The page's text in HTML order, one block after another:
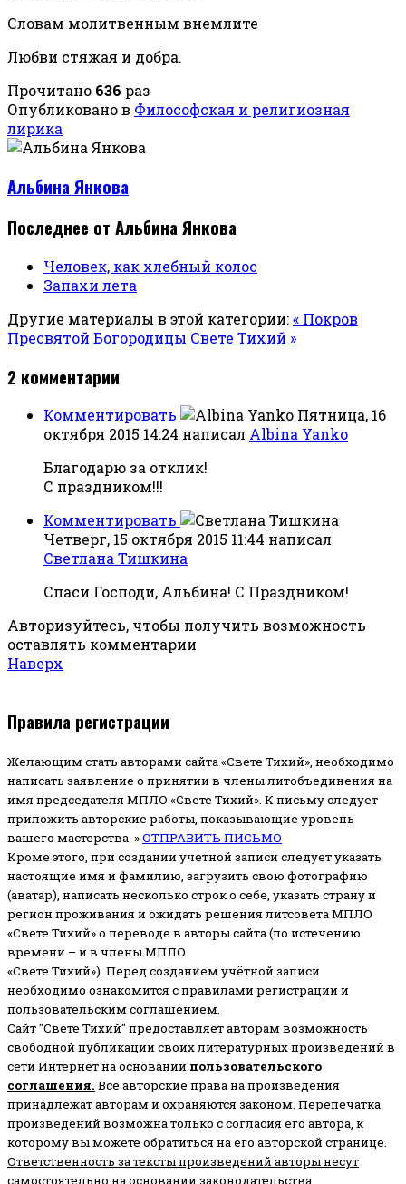
Словам молитвенным внемлите
Любви стяжая и добра.
Прочитано 636 раз
Опубликовано в Философская и религиозная
лирика
Альбина Янкова
Последнее от Альбина Янкова
Человек, как хлебный колос
Запахи лета
Другие материалы в этой категории:« Покров
Пресвятой Богородицы Свете Тихий »
2 комментарии
Комментировать
Пятница, 16
октября 2015 14:24 написал Albina Yanko
Благодарю за отклик!
С праздником!!!
Комментировать
Четверг, 15 октября 2015 11:44 написал
Светлана Тишкина
Спаси Господи, Альбина! С Праздником!
Авторизуйтесь, чтобы получить возможность
оставлять комментарии
Наверх
Правила регистрации
Желающим стать авторами сайта «Свете Тихий», необходимо
написать заявление о принятии в члены литобъединения на
имя председателя МПЛО «Свете Тихий». К письму следует
приложить авторские работы, показывающие уровень
вашего мастерства. »ОТПРАВИТЬ ПИСЬМО
Кроме этого, при создании учетной записи следует указать
настоящие имя и фамилию, загрузить свою фотографию
(аватар), написать несколько строк о себе, указать страну и
регион проживания и ожидать решения литсовета МПЛО
«Свете Тихий» о переводе в авторы сайта (по истечению
времени – и в члены МПЛО
«Свете Тихий»). Перед созданием учётной записи
необходимо ознакомится с правилами регистрации и
пользовательским соглашением.
Сайт "Свете Тихий" предоставляет авторам возможность
свободной публикации своих литературных произведений в
сети Интернет на основании пользовательского
соглашения. Все авторские права на произведения
принадлежат авторам и охраняются законом. Перепечатка
произведений возможна только с согласия его автора, к
которому вы можете обратиться на его авторской странице.
Ответственность за тексты произведений авторы несут
самостоятельно на основании законодательства.